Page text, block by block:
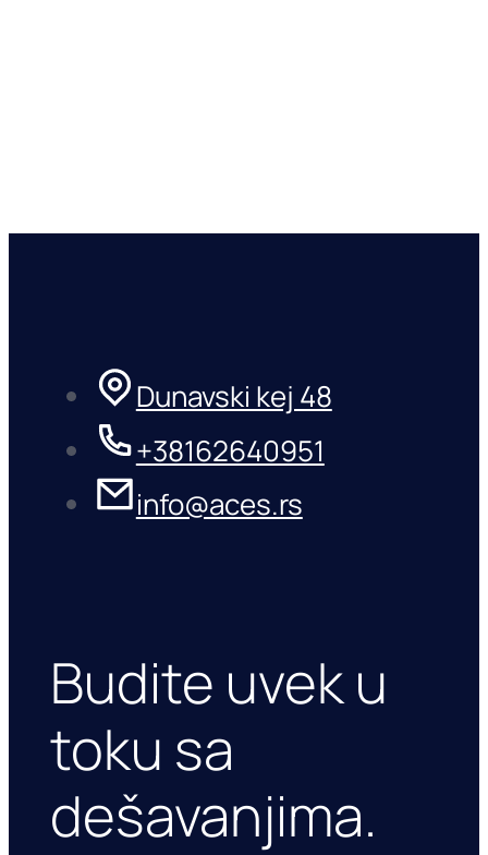
Dunavski kej 48
+38162640951
info@aces.rs
Budite uvek u
toku sa
dešavanjima.